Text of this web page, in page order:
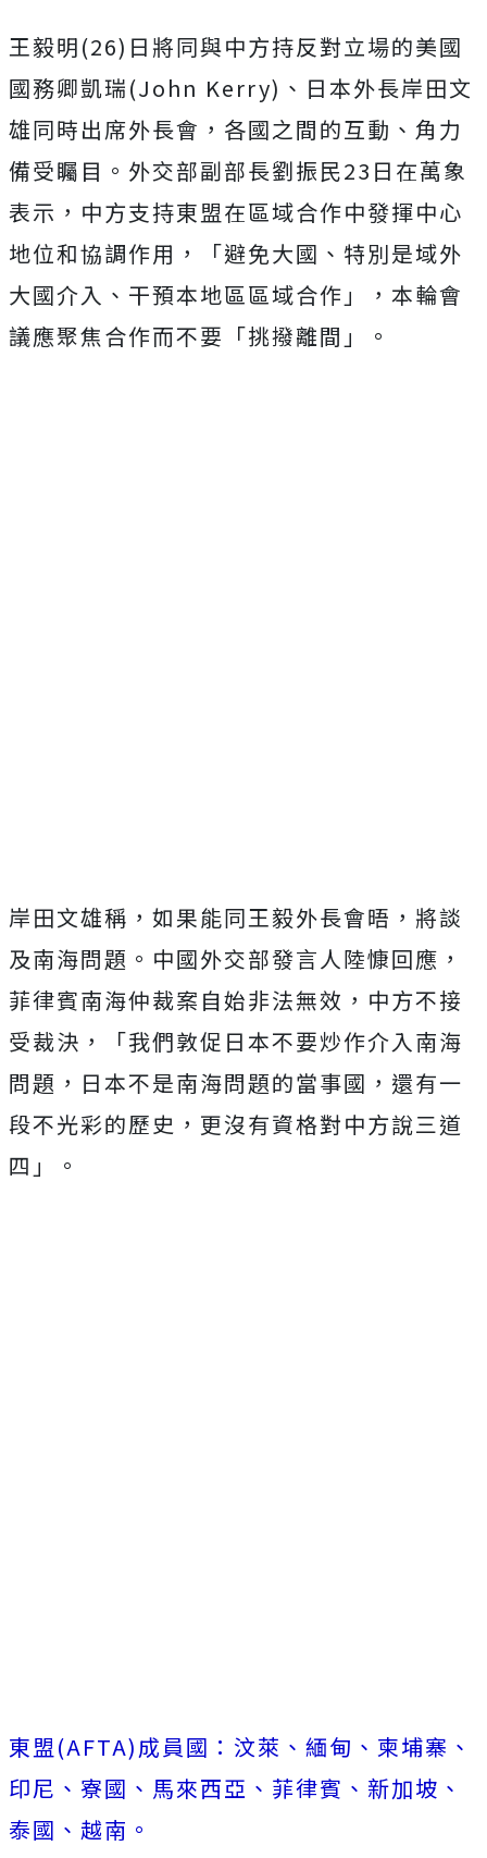
王毅明(26)日將同與中方持反對立場的美國
國務卿凱瑞(John Kerry)、日本外長岸田文
雄同時出席外長會，各國之間的互動、角力
備受矚目。外交部副部長劉振民23日在萬象
表示，中方支持東盟在區域合作中發揮中心
地位和協調作用，「避免大國、特別是域外
大國介入、干預本地區區域合作」，本輪會
議應聚焦合作而不要「挑撥離間」。
岸田文雄稱，如果能同王毅外長會晤，將談
及南海問題。中國外交部發言人陸慷回應，
菲律賓南海仲裁案自始非法無效，中方不接
受裁決，「我們敦促日本不要炒作介入南海
問題，日本不是南海問題的當事國，還有一
段不光彩的歷史，更沒有資格對中方說三道
四」。
東盟(AFTA)成員國：汶萊、緬甸、柬埔寨、
印尼、寮國、馬來西亞、菲律賓、新加坡、
泰國、越南。